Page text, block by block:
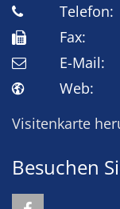
Telefon:
Fax:
E-Mail:
Web:
Visitenkarte
Besuchen